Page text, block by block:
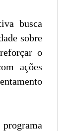
busca
sobre
o
ações